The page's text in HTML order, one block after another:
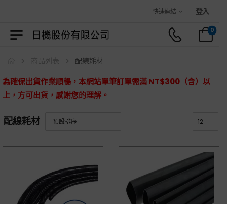
歡迎光臨日機官方購物商城！
快速連結 登入
0
配線耗材
為確保出貨作業順暢，本網站單筆訂單需滿 NT$300（含）以
上，方可出貨，感謝您的理解。
配線耗材